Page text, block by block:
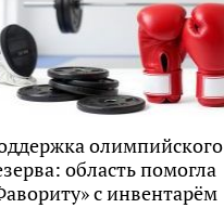
олимпийского
область помогла
с инвентарём